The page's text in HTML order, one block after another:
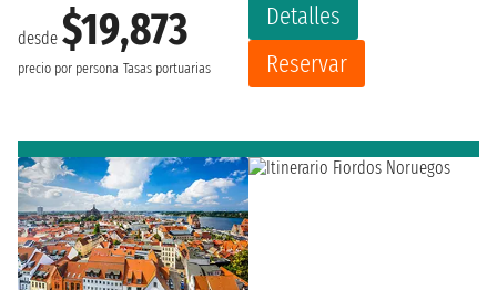
desde $19,873
precio por persona Tasas portuarias
Detalles
Reservar